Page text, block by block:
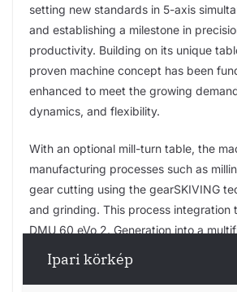
setting new standards in 5-axis
and establishing a milestone in
productivity. Building on its unique
proven machine concept has been
enhanced to meet the growing
dynamics, and flexibility.
With an optional mill-turn table, the
manufacturing processes such as
gear cutting using the gearSKIVING
and grinding. This process integration
DMU 60 eVo 2. Generation into a
machining solution that can be flexibly
range of requirements and industries,
Ipari körkép